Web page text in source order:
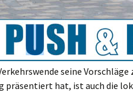
seine Vorschläge
präsentiert hat, ist auch die